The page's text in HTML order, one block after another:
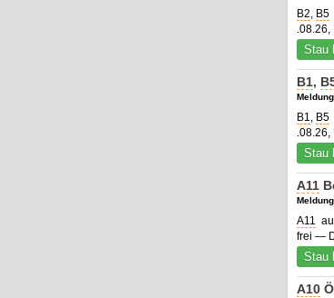
B2, B5
.08.26,
Stau
B1,
B1, B5
.08.26,
Stau
A11
A11
frei —
Stau
A10